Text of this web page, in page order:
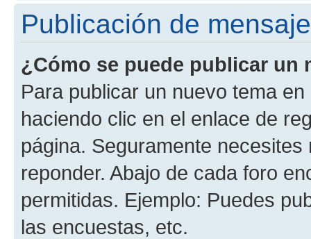
Publicación de
¿Cómo se puede publicar un
Para publicar un nuevo tema
haciendo clic en el enlace de
página. Seguramente
reponder. Abajo de cada foro
permitidas. Ejemplo: Puedes
las encuestas, etc.